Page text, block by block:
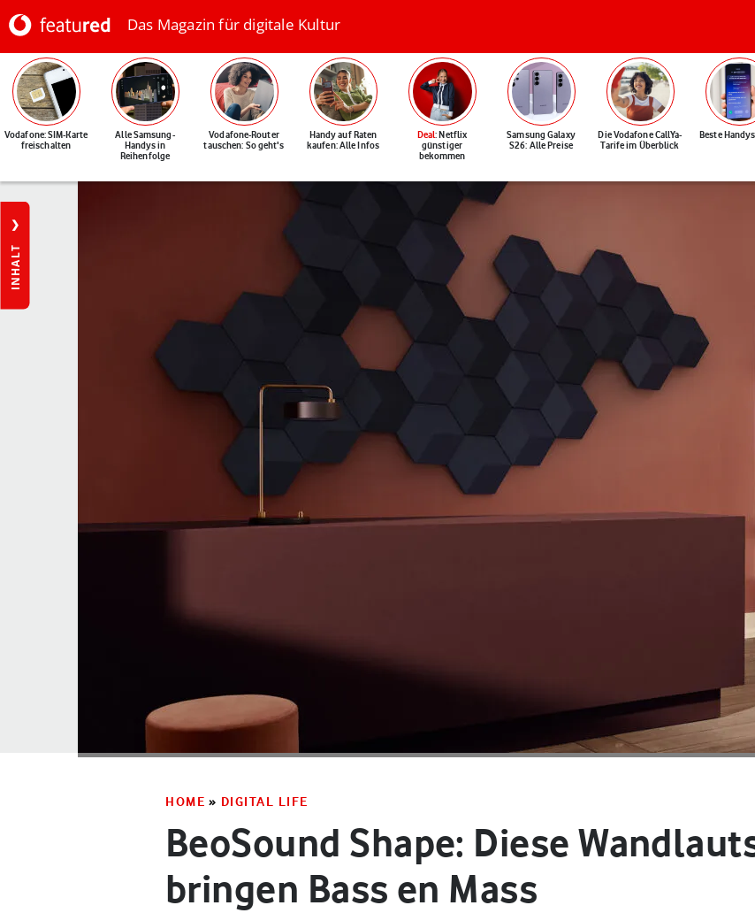
Das Magazin für digitale Kultur
Vodafone: SIM-Karte
freischalten
Alle Samsung-
Handys in
Reihenfolge
Vodafone-Router
tauschen: So geht's
Handy auf Raten
kaufen: Alle Infos
Deal: Netflix
günstiger
bekommen
Samsung Galaxy
S26: Alle Preise
Die Vodafone CallYa-
Tarife im Überblick
Beste
INHALT
HOME » DIGITAL LIFE
BeoSound Shape: Diese
bringen Bass en Mass